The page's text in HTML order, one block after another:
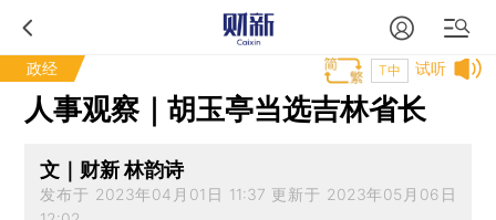
政经 试听
T中
人事观察｜胡玉亭当选吉林省长
文｜财新 林韵诗
发布于 2023年04月01日 11:37 更新于 2023年05月06日